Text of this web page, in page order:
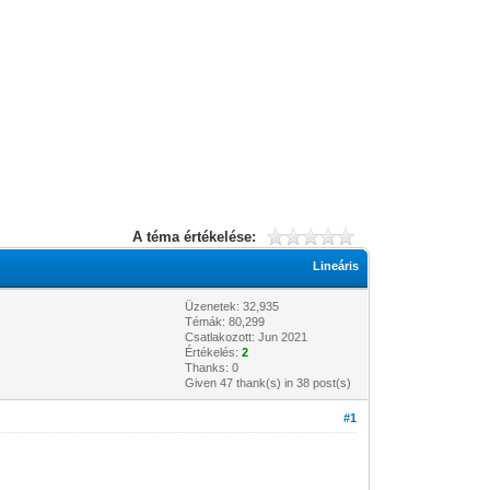
A téma értékelése:
Lineáris
Üzenetek: 32,935
Témák: 80,299
Csatlakozott: Jun 2021
Értékelés:2
Thanks: 0
Given 47 thank(s) in 38 post(s)
#1